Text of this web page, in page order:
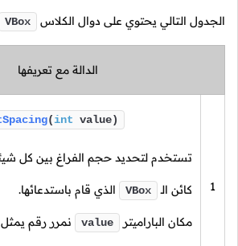
الجدول التالي يحتوي على دوال الكلاس VBox
الدالة مع تعريفها
1
(int value)
تستخدم لتحديد حجم الفراغ بين كل
كائن الـ VBox الذي قام باستدعائها.
مكان الباراميتر value نمرر رقم